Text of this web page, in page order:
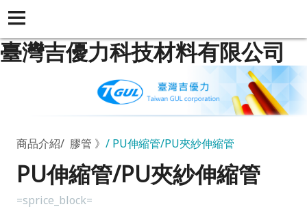
臺灣吉優力科技材料有限公司
商品介紹 膠管 》 PU伸縮管/PU夾紗伸縮管
PU伸縮管/PU夾紗伸縮管
=sprice_block=